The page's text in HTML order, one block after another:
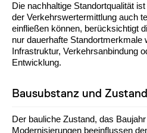
Die nachhaltige Standortqualität
der Verkehrswertermittlung auch
einfließen können, berücksichtigt
nur dauerhafte Standortmerkmale
Infrastruktur, Verkehrsanbindung
Entwicklung.
Bausubstanz und Zustand
Der bauliche Zustand, das
Modernisierungen beeinflussen